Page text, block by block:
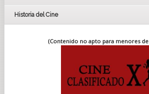
Historia del Cine
(Contenido no apto para menores de